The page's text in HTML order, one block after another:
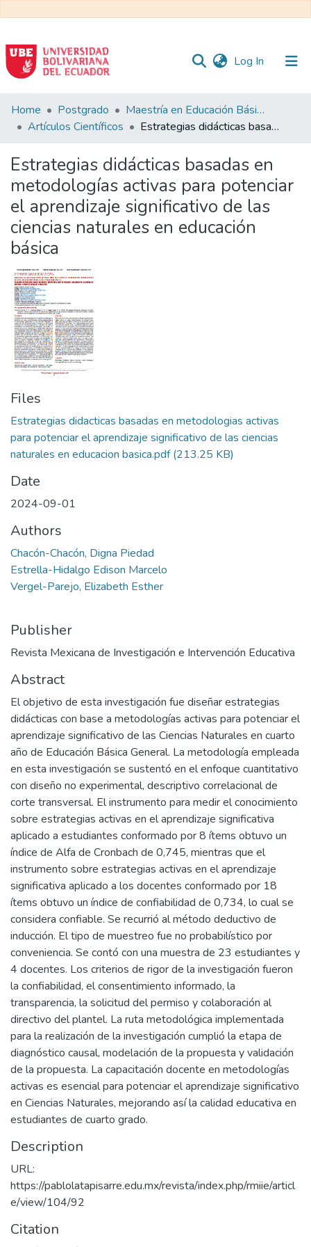
Log In (current)
Communities
&
All of DSpace
Statistics
Home Postgrado
Maestría en Educación Básica
Artículos Científicos
Estrategias didácticas basadas en metodologías activas para potenciar el aprendizaje significativo de las ciencias naturales en educación básica
Estrategias didácticas basadas en
metodologías activas para potenciar
el aprendizaje significativo de las
ciencias naturales en educación
básica
Files
Estrategias didacticas basadas en metodologias activas
para potenciar el aprendizaje significativo de las ciencias
naturales en educacion basica.pdf(213.25 KB)
Date
2024-09-01
Authors
Chacón-Chacón, Digna Piedad
Estrella-Hidalgo Edison Marcelo
Vergel-Parejo, Elizabeth Esther
Publisher
Revista Mexicana de Investigación e Intervención Educativa
Abstract
El objetivo de esta investigación fue diseñar estrategias
didácticas con base a metodologías activas para potenciar el
aprendizaje significativo de las Ciencias Naturales en cuarto
año de Educación Básica General. La metodología empleada
en esta investigación se sustentó en el enfoque cuantitativo
con diseño no experimental, descriptivo correlacional de
corte transversal. El instrumento para medir el conocimiento
sobre estrategias activas en el aprendizaje significativa
aplicado a estudiantes conformado por 8 ítems obtuvo un
índice de Alfa de Cronbach de 0,745, mientras que el
instrumento sobre estrategias activas en el aprendizaje
significativa aplicado a los docentes conformado por 18
ítems obtuvo un índice de confiabilidad de 0,734, lo cual se
considera confiable. Se recurrió al método deductivo de
inducción. El tipo de muestreo fue no probabilístico por
conveniencia. Se contó con una muestra de 23 estudiantes y
4 docentes. Los criterios de rigor de la investigación fueron
la confiabilidad, el consentimiento informado, la
transparencia, la solicitud del permiso y colaboración al
directivo del plantel. La ruta metodológica implementada
para la realización de la investigación cumplió la etapa de
diagnóstico causal, modelación de la propuesta y validación
de la propuesta. La capacitación docente en metodologías
activas es esencial para potenciar el aprendizaje significativo
en Ciencias Naturales, mejorando así la calidad educativa en
estudiantes de cuarto grado.
Description
URL:
https://pablolatapisarre.edu.mx/revista/index.php/rmiie/articl
e/view/104/92
Citation